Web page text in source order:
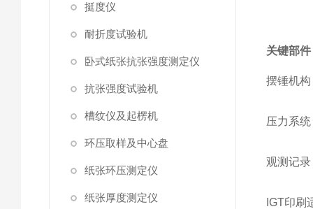
挺度仪
耐折度试验机
卧式纸张抗张强度测定仪
抗张强度试验机
槽纹仪及起楞机
环压取样及中心盘
纸张环压测定仪
纸张厚度测定仪
关键部
摆锤机
压力系
观测记
IGT印刷